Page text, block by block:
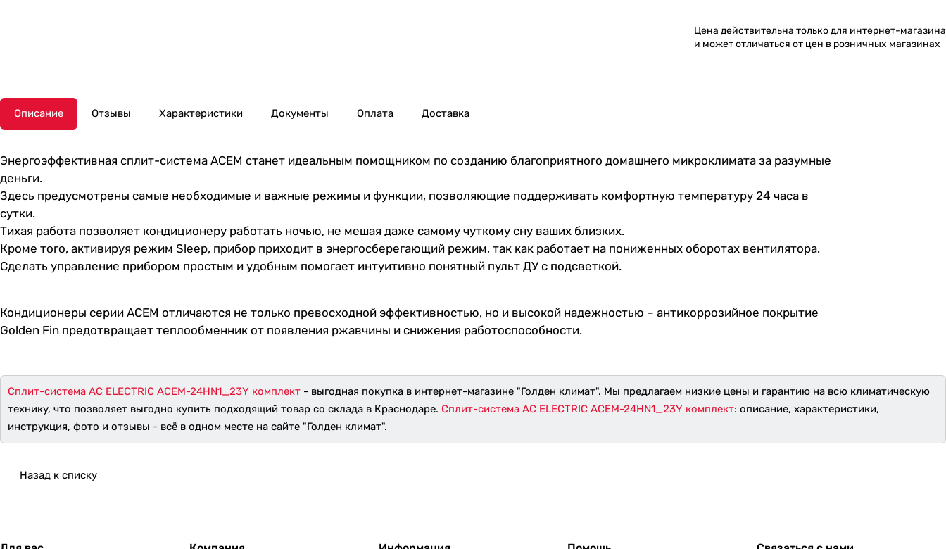
Цена действительна только для интернет-магазина
и может отличаться от цен в розничных магазинах
Описание Отзывы Характеристики Документы Оплата Доставка
Энергоэффективная сплит-система ACEМ станет идеальным помощником по созданию благоприятного домашнего микроклимата за разумные
деньги.
Здесь предусмотрены самые необходимые и важные режимы и функции, позволяющие поддерживать комфортную температуру 24 часа в
сутки.
Тихая работа позволяет кондиционеру работать ночью, не мешая даже самому чуткому сну ваших близких.
Кроме того, активируя режим Sleep, прибор приходит в энергосберегающий режим, так как работает на пониженных оборотах вентилятора.
Сделать управление прибором простым и удобным помогает интуитивно понятный пульт ДУ с подсветкой.
Кондиционеры серии ACEМ отличаются не только превосходной эффективностью, но и высокой надежностью – антикоррозийное покрытие
Golden Fin предотвращает теплообменник от появления ржавчины и снижения работоспособности.
Сплит-система AC ELECTRIC ACEM-24HN1_23Y комплект - выгодная покупка в интернет-магазине "Голден климат". Мы предлагаем низкие цены и гарантию на всю климатическую
технику, что позволяет выгодно купить подходящий товар со склада в Краснодаре. Сплит-система AC ELECTRIC ACEM-24HN1_23Y комплект: описание, характеристики,
инструкция, фото и отзывы - всё в одном месте на сайте "Голден климат".
Назад к списку